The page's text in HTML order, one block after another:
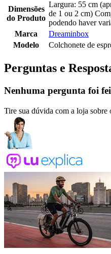
Dimensões
do Produto
Largura: 55 cm
de 1 ou 2 cm)
podendo haver
Marca
Dreaminbox
Modelo
Colchonete de
Perguntas e
Nenhuma pergunta foi
Tire sua dúvida com a loja sobre